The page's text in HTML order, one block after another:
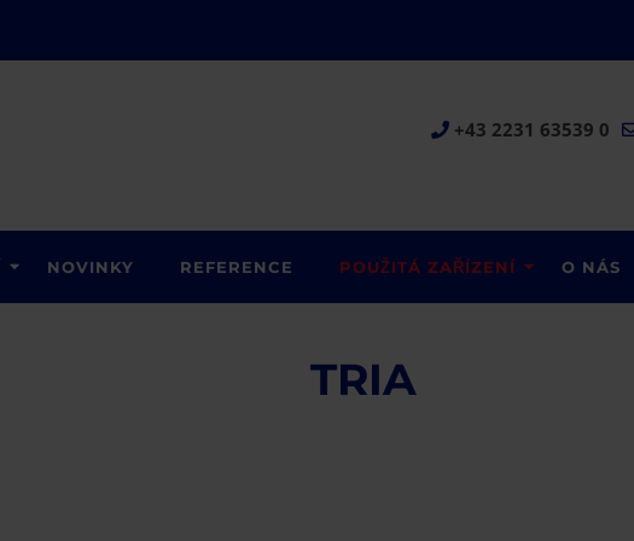
+43 2231 63539 0
NOVINKY REFERENCE POUŽITÁ ZAŘÍZENÍ O NÁS
TRIA